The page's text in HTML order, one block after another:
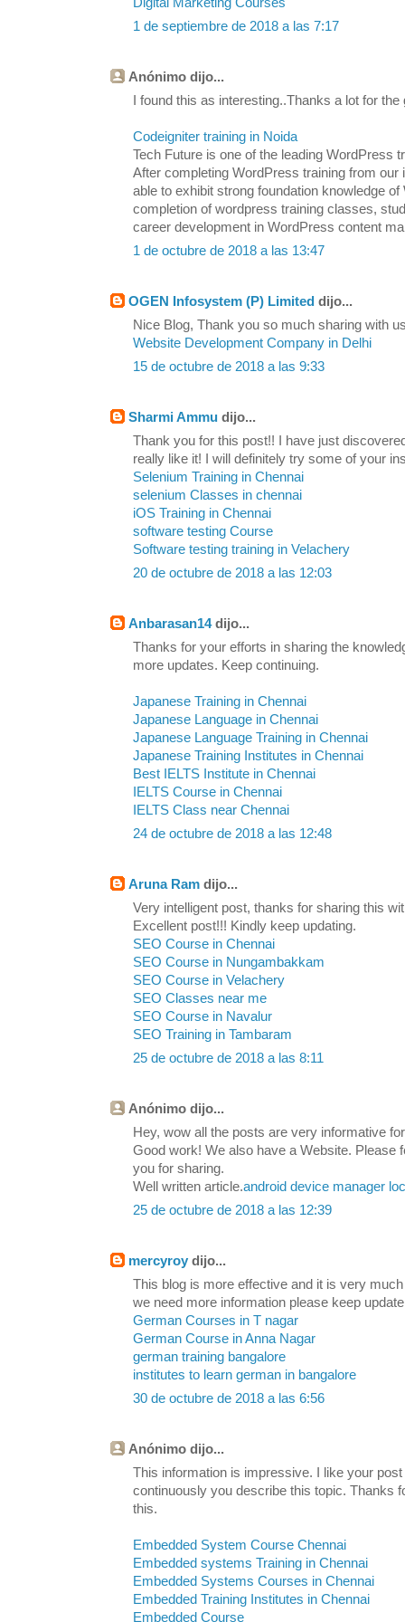
1 de septiembre de 2018 a las 7:17
Anónimo dijo...
I found this as interesting..Thanks a lot for
Codeigniter training in Noida
Tech Future is one of the leading WordPress
After completing WordPress training from our
able to exhibit strong foundation knowledge
completion of wordpress training classes,
career development in WordPress content
1 de octubre de 2018 a las 13:47
OGEN Infosystem (P) Limited dijo...
Nice Blog, Thank you so much sharing with
Website Development Company in Delhi
15 de octubre de 2018 a las 9:33
Sharmi Ammu dijo...
Thank you for this post!! I have just
really like it! I will definitely try some of your
Selenium Training in Chennai
selenium Classes in chennai
iOS Training in Chennai
software testing Course
Software testing training in Velachery
20 de octubre de 2018 a las 12:03
Anbarasan14dijo...
Thanks for your efforts in sharing the
more updates. Keep continuing.
Japanese Training in Chennai
Japanese Language in Chennai
Japanese Language Training in Chennai
Japanese Training Institutes in Chennai
Best IELTS Institute in Chennai
IELTS Course in Chennai
IELTS Class near Chennai
24 de octubre de 2018 a las 12:48
Aruna Ram dijo...
Very intelligent post, thanks for sharing this
Excellent post!!! Kindly keep updating.
SEO Course in Chennai
SEO Course in Nungambakkam
SEO Course in Velachery
SEO Classes near me
SEO Course in Navalur
SEO Training in Tambaram
25 de octubre de 2018 a las 8:11
Anónimo dijo...
Hey, wow all the posts are very informative
Good work! We also have a Website. Please
you for sharing.
Well written article.android device manager
25 de octubre de 2018 a las 12:39
mercyroy dijo...
This blog is more effective and it is very
we need more information please keep
German Courses in T nagar
German Course in Anna Nagar
german training bangalore
institutes to learn german in bangalore
30 de octubre de 2018 a las 6:56
Anónimo dijo...
This information is impressive. I like your
continuously you describe this topic. Thanks
this.
Embedded System Course Chennai
Embedded systems Training in Chennai
Embedded Systems Courses in Chennai
Embedded Training Institutes in Chennai
Embedded Course